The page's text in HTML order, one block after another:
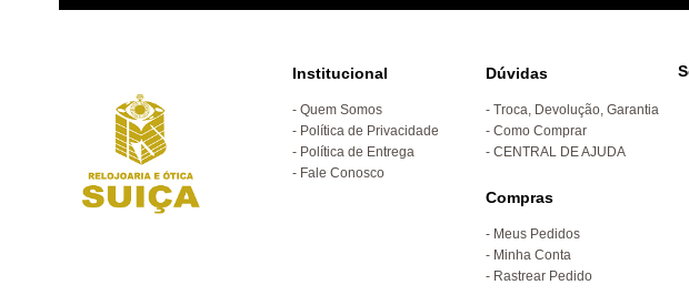
Institucional
Quem Somos
Política de Privacidade
Política de Entrega
Fale Conosco
Dúvidas
Troca, Devolução, Garantia
Como Comprar
CENTRAL DE AJUDA
Compras
Meus Pedidos
Minha Conta
Rastrear Pedido